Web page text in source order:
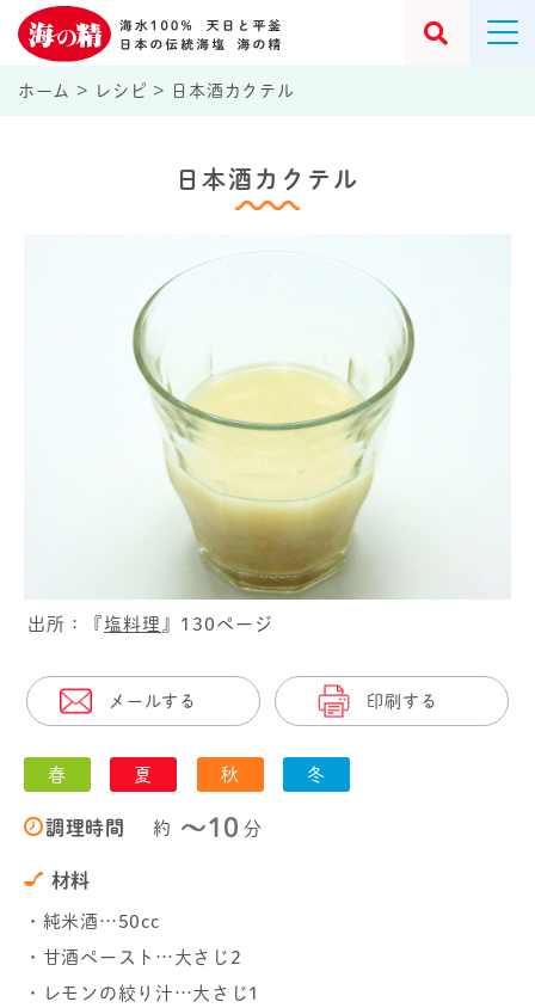
ホーム > レシピ > 日本酒カクテル
日本酒カクテル
出所：『塩料理 』130ページ
メールする 印刷する
春 夏 秋 冬
調理時間 約 〜10 分
材料
・純米酒…50cc
・甘酒ペースト…大さじ2
・レモンの絞り汁…大さじ1